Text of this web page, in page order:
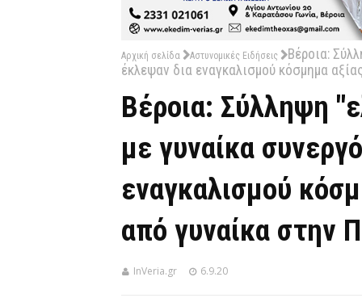
Αρχική σελίδα Αστυνομικές Ειδήσεις
Βέροια:
έκλεψαν δια εναγκαλισμού κόσμημα
Βέροια: Σύλληψη
με γυναίκα
εναγκαλισμού
από γυναίκα στην
InVeria.gr 6.9.20